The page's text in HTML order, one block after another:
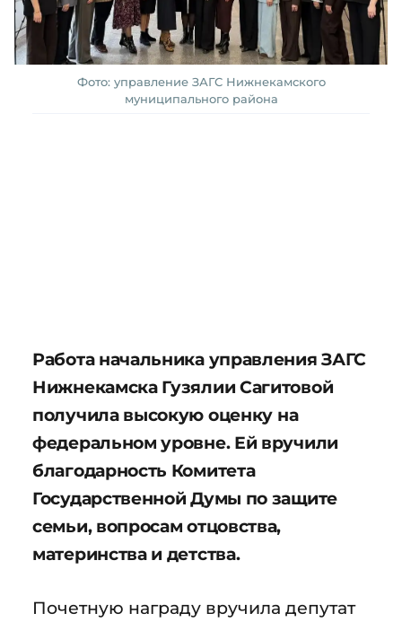
Фото: управление ЗАГС Нижнекамского
муниципального района
Работа начальника управления ЗАГС
Нижнекамска Гузялии Сагитовой
получила высокую оценку на
федеральном уровне. Ей вручили
благодарность Комитета
Государственной Думы по защите
семьи, вопросам отцовства,
материнства и детства.
Почетную награду вручила депутат